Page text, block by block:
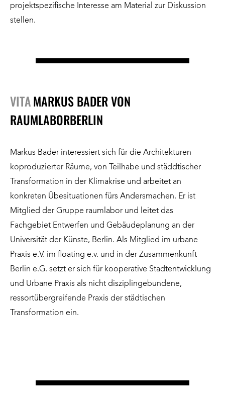
projektspezifische Interesse am Material zur Diskussion
stellen.
VITAMARKUS BADER VON
RAUMLABORBERLIN
Markus Bader interessiert sich für die Architekturen
koproduzierter Räume, von Teilhabe und städdtischer
Transformation in der Klimakrise und arbeitet an
konkreten Übesituationen fürs Andersmachen. Er ist
Mitglied der Gruppe raumlabor und leitet das
Fachgebiet Entwerfen und Gebäudeplanung an der
Universität der Künste, Berlin. Als Mitglied im urbane
Praxis e.V. im floating e.v. und in der Zusammenkunft
Berlin e.G. setzt er sich für kooperative Stadtentwicklung
und Urbane Praxis als nicht disziplingebundene,
ressortübergreifende Praxis der städtischen
Transformation ein.